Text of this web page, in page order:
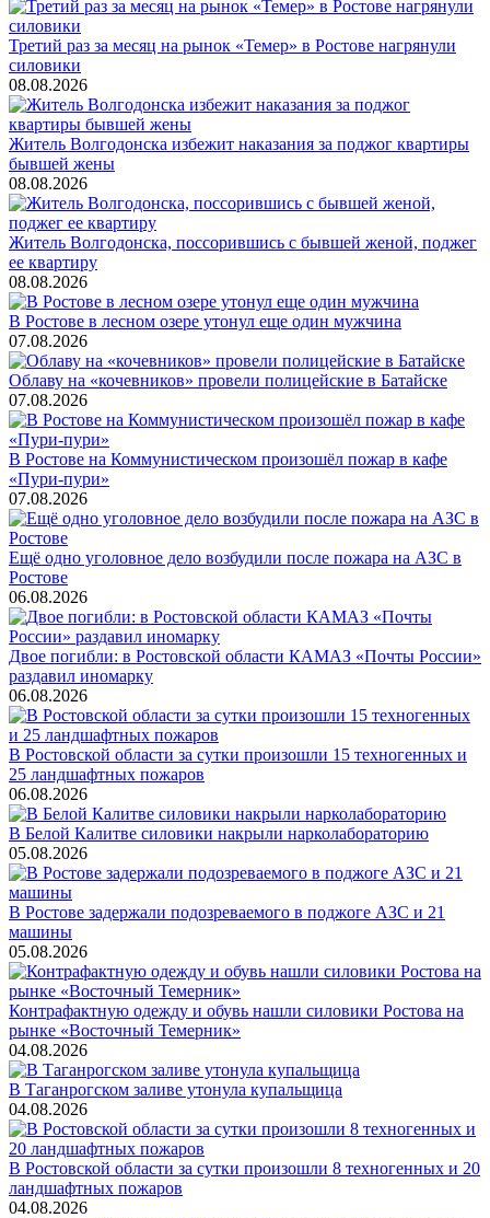
Третий раз за месяц на рынок «Темер» в Ростове нагрянули
силовики
08.08.2026
Житель Волгодонска избежит наказания за поджог квартиры
бывшей жены
08.08.2026
Житель Волгодонска, поссорившись с бывшей женой, поджег
ее квартиру
08.08.2026
В Ростове в лесном озере утонул еще один мужчина
07.08.2026
Облаву на «кочевников» провели полицейские в Батайске
07.08.2026
В Ростове на Коммунистическом произошёл пожар в кафе
«Пури-пури»
07.08.2026
Ещё одно уголовное дело возбудили после пожара на АЗС в
Ростове
06.08.2026
Двое погибли: в Ростовской области КАМАЗ «Почты России»
раздавил иномарку
06.08.2026
В Ростовской области за сутки произошли 15 техногенных и
25 ландшафтных пожаров
06.08.2026
В Белой Калитве силовики накрыли нарколабораторию
05.08.2026
В Ростове задержали подозреваемого в поджоге АЗС и 21
машины
05.08.2026
Контрафактную одежду и обувь нашли силовики Ростова на
рынке «Восточный Темерник»
04.08.2026
В Таганрогском заливе утонула купальщица
04.08.2026
В Ростовской области за сутки произошли 8 техногенных и 20
ландшафтных пожаров
04.08.2026